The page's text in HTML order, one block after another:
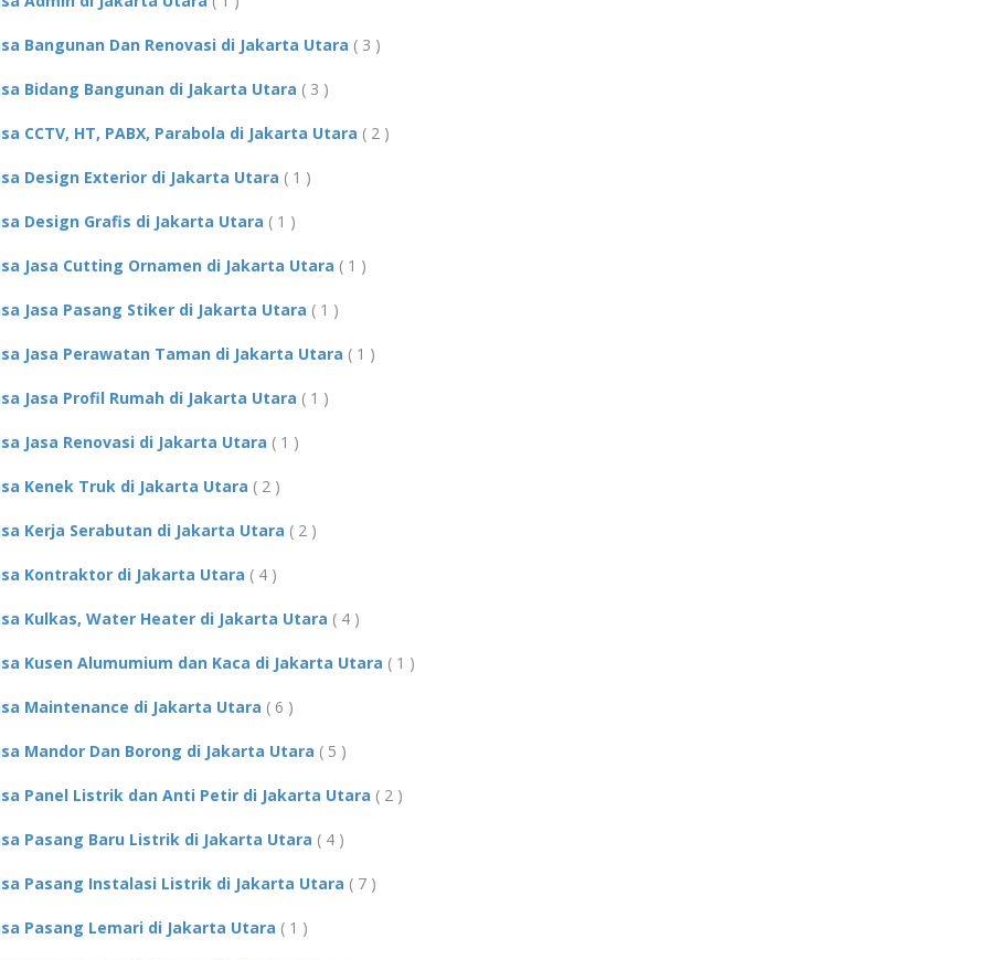
Bangunan Dan Renovasi di Jakarta Utara ( 3 )
Bidang Bangunan di Jakarta Utara ( 3 )
CCTV, HT, PABX, Parabola di Jakarta Utara ( 2 )
Design Exterior di Jakarta Utara ( 1 )
Design Grafis di Jakarta Utara ( 1 )
Jasa Cutting Ornamen di Jakarta Utara ( 1 )
Jasa Pasang Stiker di Jakarta Utara ( 1 )
Jasa Perawatan Taman di Jakarta Utara ( 1 )
Jasa Profil Rumah di Jakarta Utara ( 1 )
Jasa Renovasi di Jakarta Utara ( 1 )
Kenek Truk di Jakarta Utara ( 2 )
Kerja Serabutan di Jakarta Utara ( 2 )
Kontraktor di Jakarta Utara ( 4 )
Kulkas, Water Heater di Jakarta Utara ( 4 )
Kusen Alumumium dan Kaca di Jakarta Utara ( 1 )
Maintenance di Jakarta Utara ( 6 )
Mandor Dan Borong di Jakarta Utara ( 5 )
Panel Listrik dan Anti Petir di Jakarta Utara ( 2 )
Pasang Baru Listrik di Jakarta Utara ( 4 )
Pasang Instalasi Listrik di Jakarta Utara ( 7 )
Pasang Lemari di Jakarta Utara ( 1 )